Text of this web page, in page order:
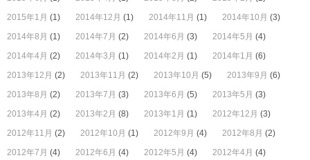
2015年1月 (1) 2014年12月 (1) 2014年11月 (1) 2014年10月 (3)
2014年8月 (1) 2014年7月 (2) 2014年6月 (3) 2014年5月 (4)
2014年4月 (2) 2014年3月 (1) 2014年2月 (1) 2014年1月 (6)
2013年12月 (2) 2013年11月 (2) 2013年10月 (5) 2013年9月 (6)
2013年8月 (2) 2013年7月 (3) 2013年6月 (5) 2013年5月 (3)
2013年4月 (2) 2013年2月 (8) 2013年1月 (1) 2012年12月 (3)
2012年11月 (2) 2012年10月 (1) 2012年9月 (4) 2012年8月 (2)
2012年7月 (4) 2012年6月 (4) 2012年5月 (4) 2012年4月 (4)